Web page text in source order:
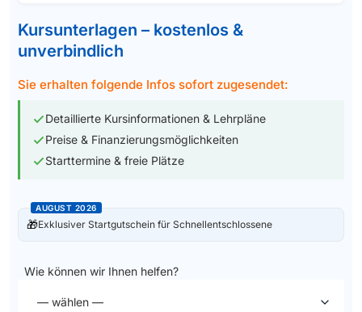
Kursunterlagen – kostenlos &
unverbindlich
Sie erhalten folgende Infos sofort zugesendet:
Detaillierte Kursinformationen & Lehrpläne
Preise & Finanzierungsmöglichkeiten
Starttermine & freie Plätze
AUGUST 2026
🎁Exklusiver Startgutschein für Schnellentschlossene
Wie können wir Ihnen helfen?
— wählen —